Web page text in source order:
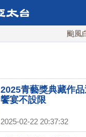
颱風白
2025青藝獎典藏作
饗宴不設限
2025-02-22 20:37:32